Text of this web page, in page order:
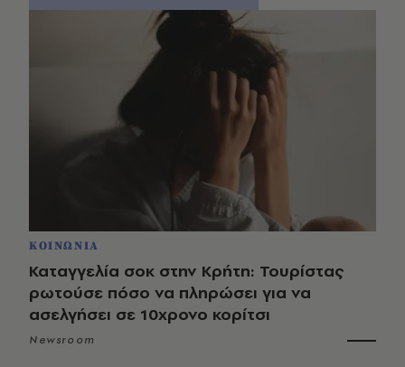
ΚΟΙΝΩΝΙΑ
Καταγγελία σοκ στην Κρήτη: Τουρίστας
ρωτούσε πόσο να πληρώσει για να
ασελγήσει σε 10χρονο κορίτσι
Newsroom